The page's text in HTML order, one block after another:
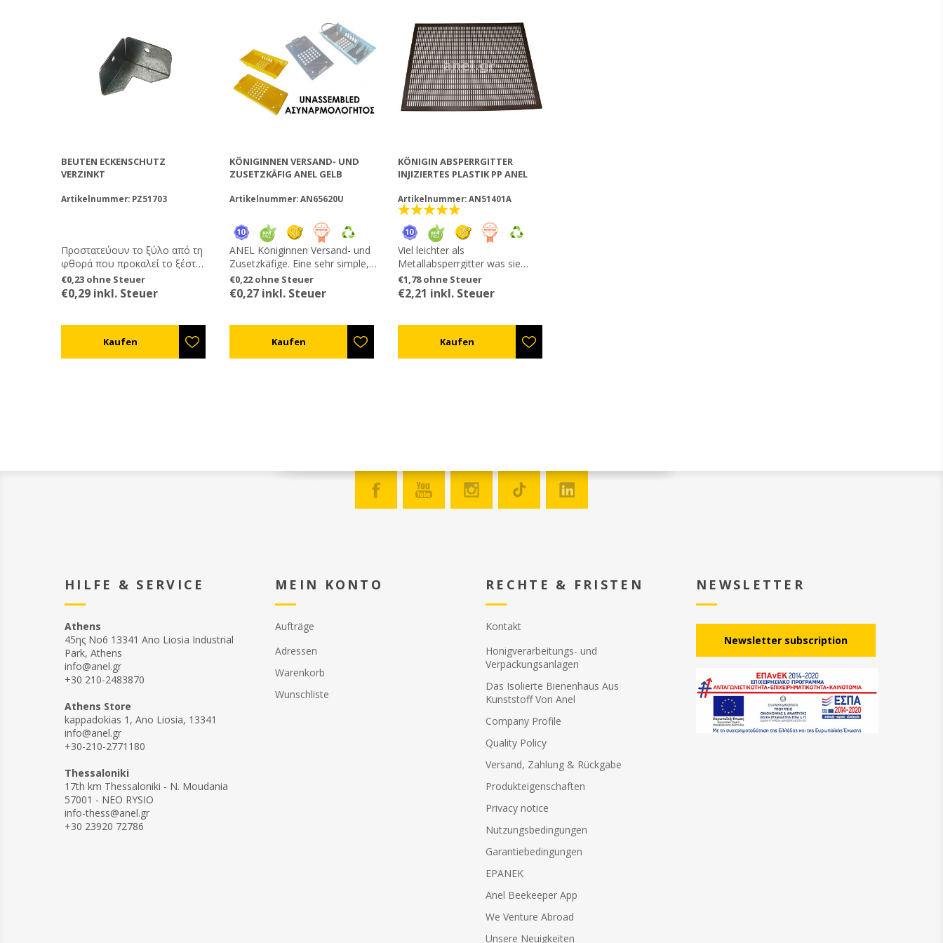
BEUTEN ECKENSCHUTZ
VERZINKT
Artikelnummer: PZ51703
Προστατεύουν το ξύλο από τη
φθορά που προκαλεί το ξέστρο
κατά τις επιθεωρήσεις.
€0,23 ohne Steuer
€0,29 inkl. Steuer
KÖNIGINNEN VERSAND- UND
ZUSETZKÄFIG ANEL GELB
Artikelnummer: AN65620U
ANEL Königinnen Versand- und
Zusetzkäfige. Eine sehr simple,
sichere und einfache Art die
Bienen zu transportieren und zu
zusetzen. Mit einem Raum der
Freigabegeschwindigkeit. Rastet
auf der Oberseite eines anderen
€0,22 ohne Steuer
€0,27 inkl. Steuer
KÖNIGIN ABSPERRGITTER
INJIZIERTES PLASTIK PP ANEL
Artikelnummer: AN51401A
Viel leichter als
Metallabsperrgitter was sie
einfacher zu transportieren,
installieren und einsammeln am
Bienenstock macht. Perfekte
dass die Verbindungselemente
befestigt werden können. Auch
sogar Dampf (bis zu 119°C).
€1,78 ohne Steuer
€2,21 inkl. Steuer
HILFE & SERVICE
Athens
45ης Νο6 13341 Ano Liosia Industrial
Park, Athens
info@anel.gr
+30 210-2483870
Athens Store
kappadokias 1, Ano Liosia, 13341
info@anel.gr
+30-210-2771180
Thessaloniki
17th km Thessaloniki - N. Moudania
57001 - NEO RYSIO
info-thess@anel.gr
+30 23920 72786
MEIN KONTO
Aufträge
Adressen
Warenkorb
Wunschliste
RECHTE & FRISTEN
Kontakt
Honigverarbeitungs- und
Verpackungsanlagen
Das Isolierte Bienenhaus Aus
Kunststoff Von Anel
Company Profile
Quality Policy
Versand, Zahlung & Rückgabe
Produkteigenschaften
Privacy notice
Nutzungsbedingungen
Garantiebedingungen
EPANEK
Anel Beekeeper App
We Venture Abroad
Unsere Neuigkeiten
NEWSLETTER
Νewsletter subscription